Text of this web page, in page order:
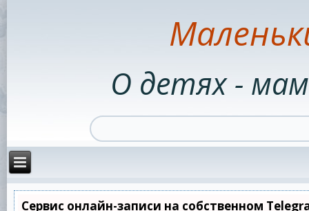
О детях -
Сервис онлайн-записи на собственном